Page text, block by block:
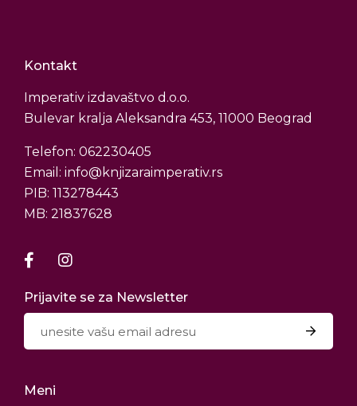
Kontakt
Imperativ izdavaštvo d.o.o.
Bulevar kralja Aleksandra 453, 11000 Beograd
Telefon: 062230405
Email: info@knjizaraimperativ.rs
PIB: 113278443
MB: 21837628
Prijavite se za Newsletter
Meni